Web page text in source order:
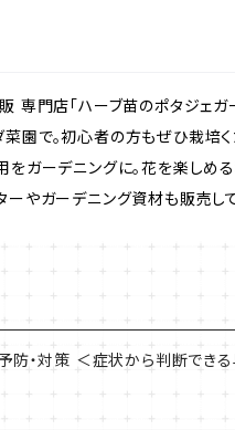
野菜
専門店「ハーブ苗のポタジェガ
園で。初心者の方もぜひ栽培く
をガーデニングに。花を楽し
ーやガーデニング資材も販売して
防・対策 ＜症状から判断でき